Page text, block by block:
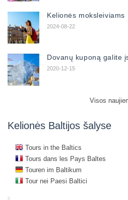
Kelionės moksleiviams
2024-08-22
Dovanų kuponą galite
2020-12-15
Visos
Kelionės Baltijos šalyse
Tours in the Baltics
Tours dans les Pays Baltes
Touren im Baltikum
Tour nei Paesi Baltici